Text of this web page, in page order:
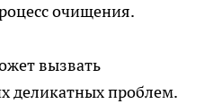
очищения.
вызвать
деликатных проблем.